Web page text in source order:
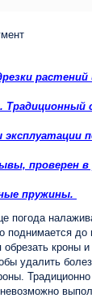
растений
проверен в
пружины.
погода
поднимается
обрезать кроны
удалить
Традиционно